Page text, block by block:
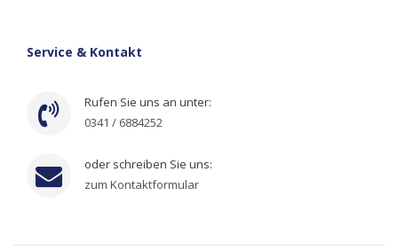
Service & Kontakt
Rufen Sie uns an unter:
0341 / 6884252
oder schreiben Sie uns:
zum Kontaktformular